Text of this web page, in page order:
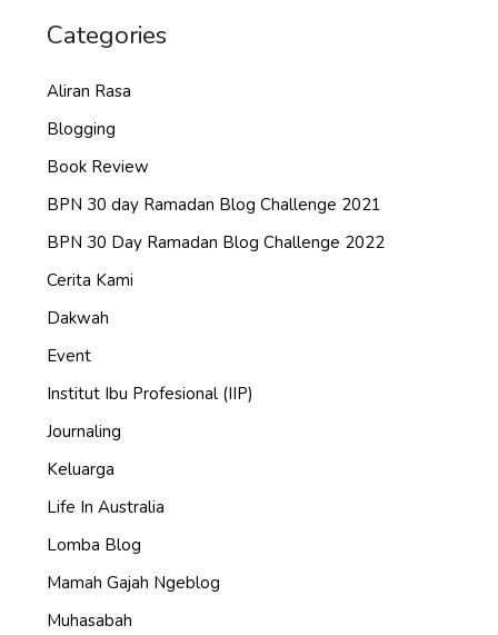
Categories
Aliran Rasa
Blogging
Book Review
BPN 30 day Ramadan Blog Challenge 2021
BPN 30 Day Ramadan Blog Challenge 2022
Cerita Kami
Dakwah
Event
Institut Ibu Profesional (IIP)
Journaling
Keluarga
Life In Australia
Lomba Blog
Mamah Gajah Ngeblog
Muhasabah